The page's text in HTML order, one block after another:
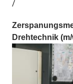
Drehtechnik